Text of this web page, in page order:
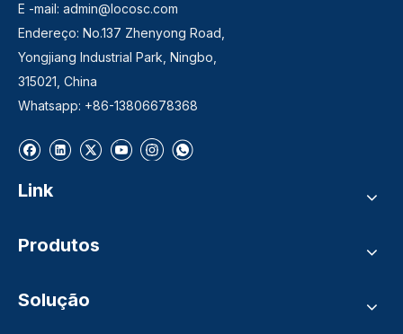
E -mail: admin@locosc.com
Endereço: No.137 Zhenyong Road,
Yongjiang Industrial Park, Ningbo,
315021, China
Whatsapp: +86-13806678368
Link
Produtos
Solução